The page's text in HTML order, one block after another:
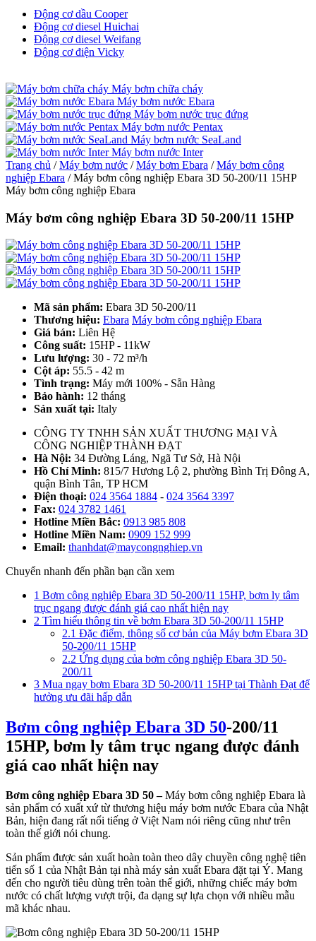
Động cơ dầu Cooper
Động cơ diesel Huichai
Động cơ diesel Weifang
Động cơ điện Vicky
Máy bơm chữa cháy
Máy bơm nước Ebara
Máy bơm nước trục đứng
Máy bơm nước Pentax
Máy bơm nước SeaLand
Máy bơm nước Inter
Trang chủ /Máy bơm nước /Máy bơm Ebara /Máy bơm công
nghiệp Ebara /Máy bơm công nghiệp Ebara 3D 50-200/11 15HP
Máy bơm công nghiệp Ebara
Máy bơm công nghiệp Ebara 3D 50-200/11 15HP
Mã sản phẩm: Ebara 3D 50-200/11
Thương hiệu: Ebara Máy bơm công nghiệp Ebara
Giá bán: Liên Hệ
Công suất: 15HP - 11kW
Lưu lượng: 30 - 72 m³/h
Cột áp: 55.5 - 42 m
Tình trạng: Máy mới 100% - Sẵn Hàng
Bảo hành: 12 tháng
Sản xuất tại: Italy
CÔNG TY TNHH SẢN XUẤT THƯƠNG MẠI VÀ
CÔNG NGHIỆP THÀNH ĐẠT
Hà Nội: 34 Đường Láng, Ngã Tư Sở, Hà Nội
Hồ Chí Minh: 815/7 Hương Lộ 2, phường Bình Trị Đông A,
quận Bình Tân, TP HCM
Điện thoại: 024 3564 1884 - 024 3564 3397
Fax: 024 3782 1461
Hotline Miền Bắc: 0913 985 808
Hotline Miền Nam: 0909 152 999
Email: thanhdat@maycongnghiep.vn
Chuyển nhanh đến phần bạn cần xem
1 Bơm công nghiệp Ebara 3D 50-200/11 15HP, bơm ly tâm
trục ngang được đánh giá cao nhất hiện nay
2 Tìm hiểu thông tin về bơm Ebara 3D 50-200/11 15HP
2.1 Đặc điểm, thông số cơ bản của Máy bơm Ebara 3D
50-200/11 15HP
2.2 Ứng dụng của bơm công nghiệp Ebara 3D 50-
200/11
3 Mua ngay bơm Ebara 3D 50-200/11 15HP tại Thành Đạt để
hưởng ưu đãi hấp dẫn
Bơm công nghiệp Ebara 3D 50-200/11
15HP, bơm ly tâm trục ngang được đánh
giá cao nhất hiện nay
Bơm công nghiệp Ebara 3D 50 –Máy bơm công nghiệp Ebara là
sản phẩm có xuất xứ từ thương hiệu máy bơm nước Ebara của Nhật
Bản, hiện đang rất nổi tiếng ở Việt Nam nói riêng cũng như trên
toàn thế giới nói chung.
Sản phẩm được sản xuất hoàn toàn theo dây chuyền công nghệ tiên
tiến số 1 của Nhật Bản tại nhà máy sản xuất Ebara đặt tại Ý. Mang
đến cho người tiêu dùng trên toàn thế giới, những chiếc máy bơm
nước có chất lượng vượt trội, đa dạng sự lựa chọn với nhiều mẫu
mã khác nhau.